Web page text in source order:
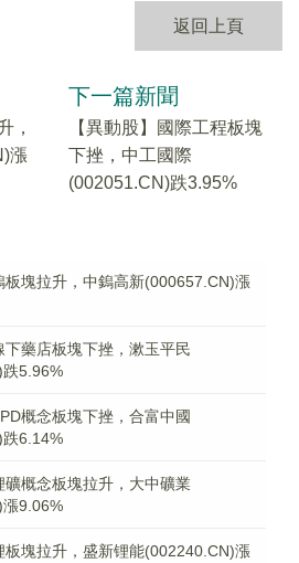
返回上頁
，
漲
下一篇新聞
【異動股】國際工程板塊
下挫，中工國際
(002051.CN)跌3.95%
板塊拉升，中鎢高新(000657.CN)漲
下藥店板塊下挫，漱玉平民
5.96%
概念板塊下挫，合富中國
6.14%
礦概念板塊拉升，大中礦業
9.06%
板塊拉升，盛新锂能(002240.CN)漲